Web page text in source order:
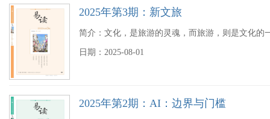
2025年第3期：新文旅
简介：文化，是旅游的灵魂，而旅游，则是文化的
日期：2025-08-01
2025年第2期：AI：边界与门槛